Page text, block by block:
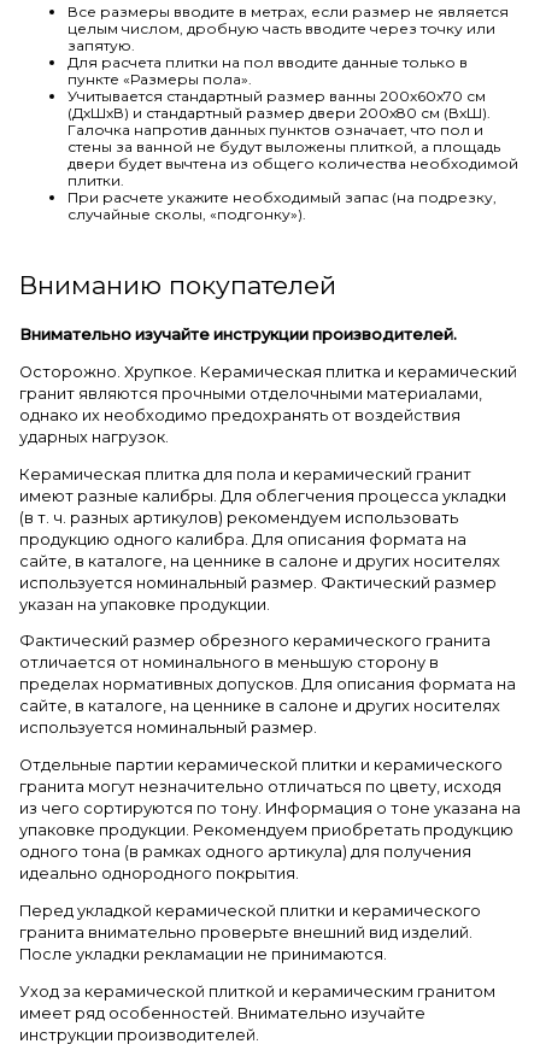
Все размеры вводите в метрах, если размер не является
целым числом, дробную часть вводите через точку или
запятую.
Для расчета плитки на пол вводите данные только в
пункте «Размеры пола».
Учитывается стандартный размер ванны 200х60х70 см
(ДхШхВ) и стандартный размер двери 200х80 см (ВхШ).
Галочка напротив данных пунктов означает, что пол и
стены за ванной не будут выложены плиткой, а площадь
двери будет вычтена из общего количества необходимой
плитки.
При расчете укажите необходимый запас (на подрезку,
случайные сколы, «подгонку»).
Вниманию покупателей
Внимательно изучайте инструкции производителей.
Осторожно. Хрупкое. Керамическая плитка и керамический
гранит являются прочными отделочными материалами,
однако их необходимо предохранять от воздействия
ударных нагрузок.
Керамическая плитка для пола и керамический гранит
имеют разные калибры. Для облегчения процесса укладки
(в т. ч. разных артикулов) рекомендуем использовать
продукцию одного калибра. Для описания формата на
сайте, в каталоге, на ценнике в салоне и других носителях
используется номинальный размер. Фактический размер
указан на упаковке продукции.
Фактический размер обрезного керамического гранита
отличается от номинального в меньшую сторону в
пределах нормативных допусков. Для описания формата на
сайте, в каталоге, на ценнике в салоне и других носителях
используется номинальный размер.
Отдельные партии керамической плитки и керамического
гранита могут незначительно отличаться по цвету, исходя
из чего сортируются по тону. Информация о тоне указана на
упаковке продукции. Рекомендуем приобретать продукцию
одного тона (в рамках одного артикула) для получения
идеально однородного покрытия.
Перед укладкой керамической плитки и керамического
гранита внимательно проверьте внешний вид изделий.
После укладки рекламации не принимаются.
Уход за керамической плиткой и керамическим гранитом
имеет ряд особенностей. Внимательно изучайте
инструкции производителей.